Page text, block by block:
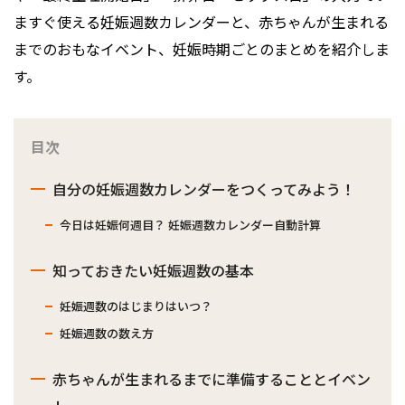
ますぐ使える妊娠週数カレンダーと、赤ちゃんが生まれる
までのおもなイベント、妊娠時期ごとのまとめを紹介しま
す。
目次
自分の妊娠週数カレンダーをつくってみよう！
今日は妊娠何週目？ 妊娠週数カレンダー自動計算
知っておきたい妊娠週数の基本
妊娠週数のはじまりはいつ？
妊娠週数の数え方
赤ちゃんが生まれるまでに準備することとイベン